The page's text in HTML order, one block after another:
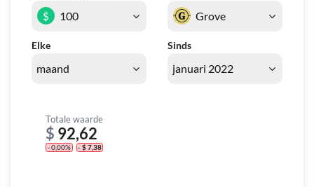
Elke Sinds
$
Totale waarde
$ 92,62
- 0,00% - $ 7,38